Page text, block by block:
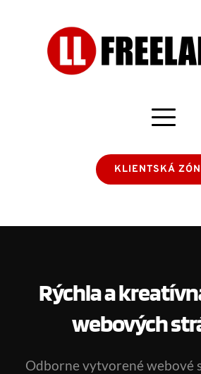
KLIENTSKÁ
Rýchla a
webových
Odborne vytvorené webové